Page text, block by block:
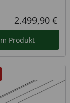
2.499,90 €
Produkt